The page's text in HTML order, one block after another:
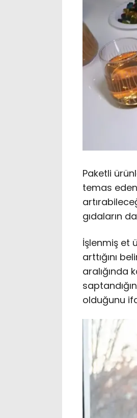
Paketli
temas
gıdaların
İşlenmiş et
arttığını
aralığında
olduğunu